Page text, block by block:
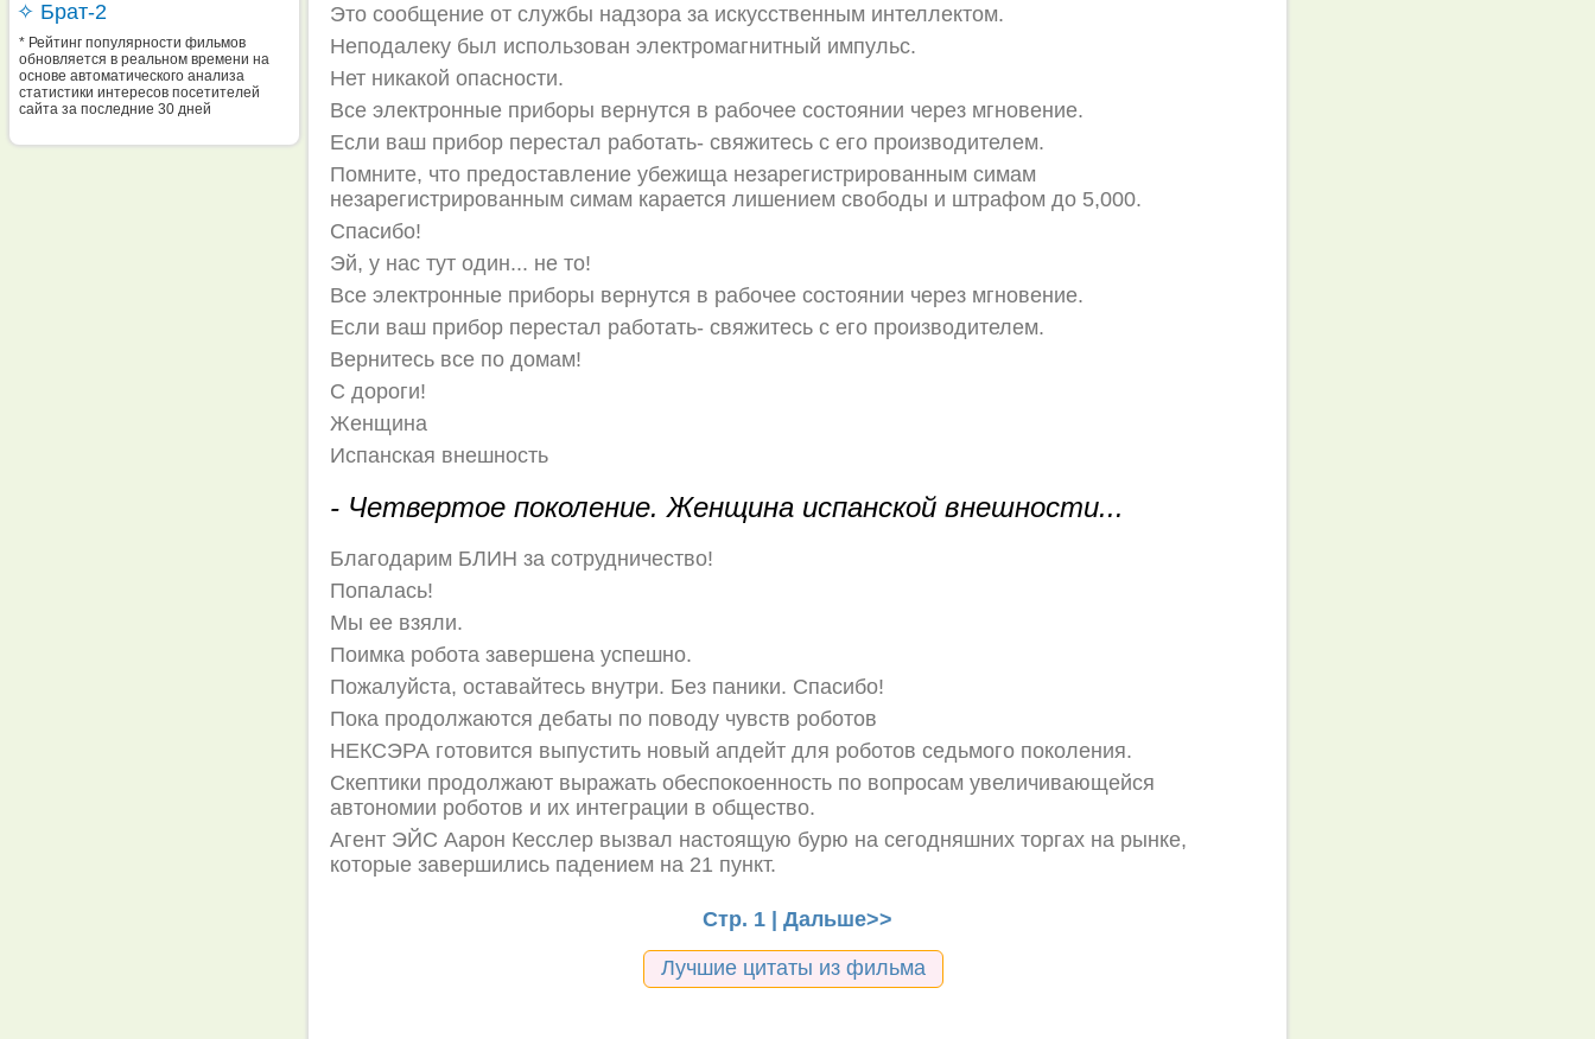
✧ Брат-2
* Рейтинг популярности фильмов
обновляется в реальном времени на
основе автоматического анализа
статистики интересов посетителей
сайта за последние 30 дней
Это сообщение от службы надзора за искусственным интеллектом.
Неподалеку был использован электромагнитный импульс.
Нет никакой опасности.
Все электронные приборы вернутся в рабочее состоянии через мгновение.
Если ваш прибор перестал работать- свяжитесь с его производителем.
Помните, что предоставление убежища незарегистрированным симам
незарегистрированным симам карается лишением свободы и штрафом до 5,000.
Спасибо!
Эй, у нас тут один... не то!
Все электронные приборы вернутся в рабочее состоянии через мгновение.
Если ваш прибор перестал работать- свяжитесь с его производителем.
Вернитесь все по домам!
С дороги!
Женщина
Испанская внешность
- Четвертое поколение. Женщина испанской внешности...
Благодарим БЛИН за сотрудничество!
Попалась!
Мы ее взяли.
Поимка робота завершена успешно.
Пожалуйста, оставайтесь внутри. Без паники. Спасибо!
Пока продолжаются дебаты по поводу чувств роботов
НЕКСЭРА готовится выпустить новый апдейт для роботов седьмого поколения.
Скептики продолжают выражать обеспокоенность по вопросам увеличивающейся
автономии роботов и их интеграции в общество.
Агент ЭЙС Аарон Кесслер вызвал настоящую бурю на сегодняшних торгах на рынке,
которые завершились падением на 21 пункт.
Стр. 1 | Дальше>>
Лучшие цитаты из фильма